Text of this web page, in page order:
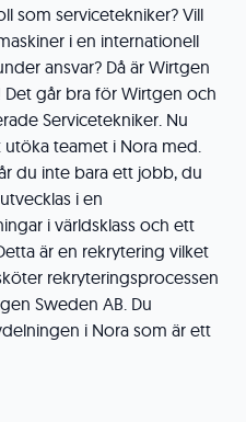
som servicetekniker? Vill
i en internationell
ansvar? Då är Wirtgen
går bra för Wirtgen och
Servicetekniker. Nu
teamet i Nora med.
du inte bara ett jobb, du
i en
i världsklass och ett
är en rekrytering vilket
rekryteringsprocessen
Sweden AB. Du
i Nora som är ett